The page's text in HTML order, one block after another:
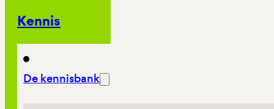
Kennis
De kennisbank